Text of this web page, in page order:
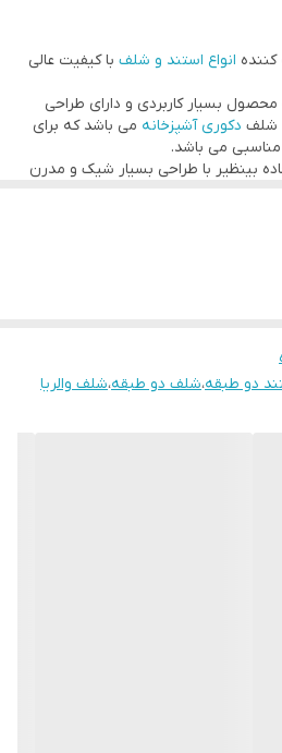
انواع استند و شلف با کیفیت عالی
بسیار کاربردی و دارای طراحی
شلف دکوری آشپزخانه می باشد که برای
مناسبی می باشد.
بینظیر با طراحی بسیار شیک و مدرن
توانید نظم خاصی را به آشپزخانه خود
دو طبقه،شلف دو طبقه،شلف والریا